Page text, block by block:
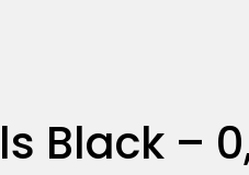
Black –